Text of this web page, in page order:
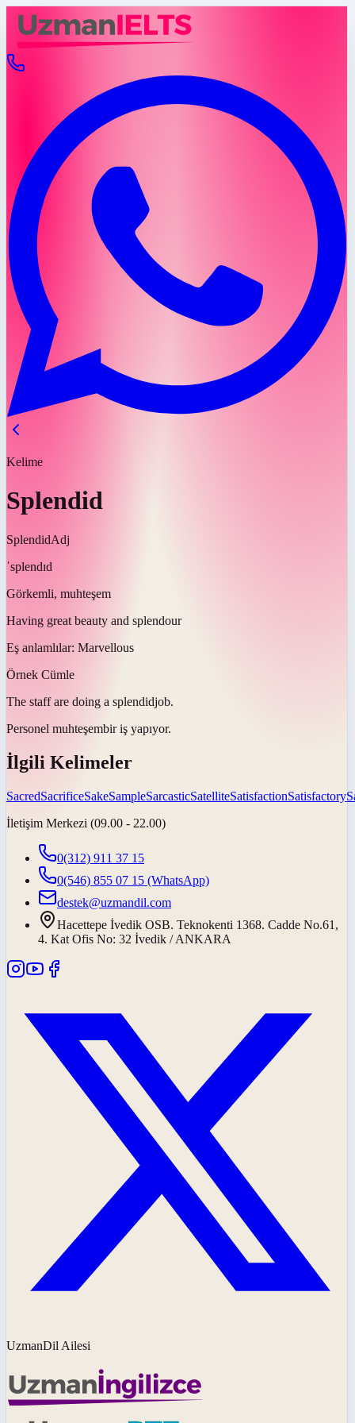
Kelime
Splendid
SplendidAdj
ˈsplendɪd
Görkemli, muhteşem
Having great beauty and splendour
Eş anlamlılar: Marvellous
Örnek Cümle
The staff are doing a splendidjob.
Personel muhteşembir iş yapıyor.
İlgili Kelimeler
SacredSacrificeSakeSampleSarcasticSatelliteSatisfactionSatisfactory
İletişim Merkezi (09.00 - 22.00)
0(312) 911 37 15
0(546) 855 07 15 (WhatsApp)
destek@uzmandil.com
Hacettepe İvedik OSB. Teknokenti 1368. Cadde No.61,
4. Kat Ofis No: 32 İvedik / ANKARA
UzmanDil Ailesi